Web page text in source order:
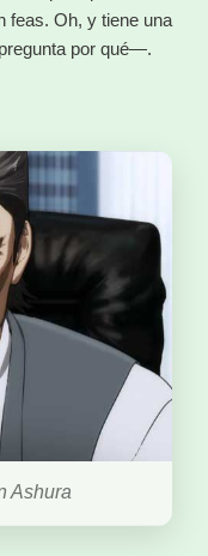
feas. Oh, y tiene una
por qué—.
Ashura